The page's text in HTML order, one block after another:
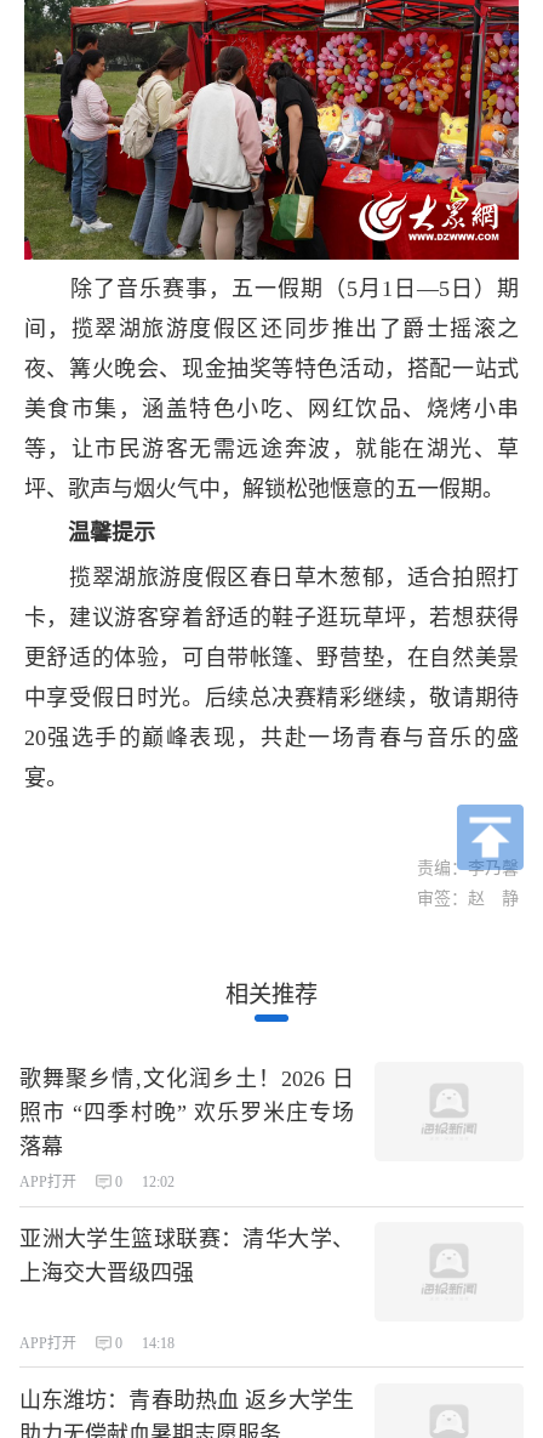
除了音乐赛事，五一假期（5月1日—5日）期
间，揽翠湖旅游度假区还同步推出了爵士摇滚之
夜、篝火晚会、现金抽奖等特色活动，搭配一站式
美食市集，涵盖特色小吃、网红饮品、烧烤小串
等，让市民游客无需远途奔波，就能在湖光、草
坪、歌声与烟火气中，解锁松弛惬意的五一假期。
温馨提示
揽翠湖旅游度假区春日草木葱郁，适合拍照打
卡，建议游客穿着舒适的鞋子逛玩草坪，若想获得
更舒适的体验，可自带帐篷、野营垫，在自然美景
中享受假日时光。后续总决赛精彩继续，敬请期待
20强选手的巅峰表现，共赴一场青春与音乐的盛
宴。
责编：李乃馨
审签：赵 静
相关推荐
歌舞聚乡情,文化润乡土！2026 日
照市 “四季村晚” 欢乐罗米庄专场
落幕
APP打开 0 12:02
亚洲大学生篮球联赛：清华大学、
上海交大晋级四强
APP打开 0 14:18
山东潍坊：青春助热血 返乡大学生